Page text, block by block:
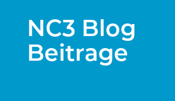
NC3 Blog
Beitrage